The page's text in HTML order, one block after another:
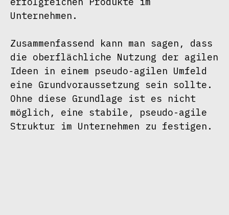
Unternehmen.
Zusammenfassend kann man sagen, dass
die oberflächliche Nutzung der agilen
Ideen in einem pseudo-agilen Umfeld
eine Grundvoraussetzung sein sollte.
Ohne diese Grundlage ist es nicht
möglich, eine stabile, pseudo-agile
Struktur im Unternehmen zu festigen.